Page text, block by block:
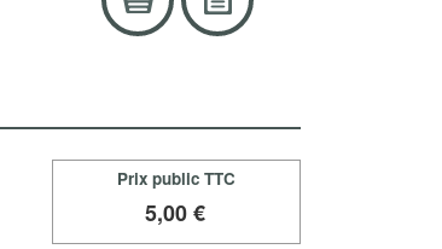
Prix public TTC
5,00 €